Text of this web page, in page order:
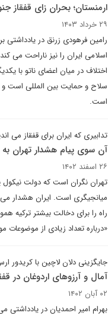
ارمنستان؛ بحران زای قفقاز
۲۹ خرداد ۱۴۰۳
رامین فرهودی زرنق در یادداشتی
اسلامی ایران را نیز ناراحت می
اختلاف در میان اعضای ناتو با
سلاح و حمایت بین المللی است و
است.
تدابیری که ایران برای قفقاز می
آن سوی پیام هشدار تهران به
۲۶ اسفند ۱۴۰۲
تهران نگران است که دولت نیکول
میانجیگری است. ایران هشدار
راه را برای دخالت بیشتر ترکیه
«درباره تعداد زیادی از موضوعات
جایگزینی دلان لاچین با کریدور
آمال و آرزوهای اردوغان در
۰۲ آبان ۱۴۰۲
بهرام امیر احمدیان در